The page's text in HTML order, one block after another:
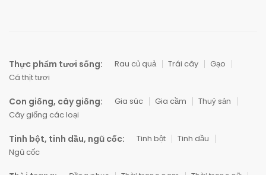
Thực phẩm tươi sống: Rau củ quả Trái cây
Gạo
Cá thịt tươi
Con giống, cây giống: Gia súc Gia cầm
Thuỷ sản
Cây giống các loại
Tinh bột, tinh dầu, ngũ cốc: Tinh bột
Tinh dầu
Ngũ cốc